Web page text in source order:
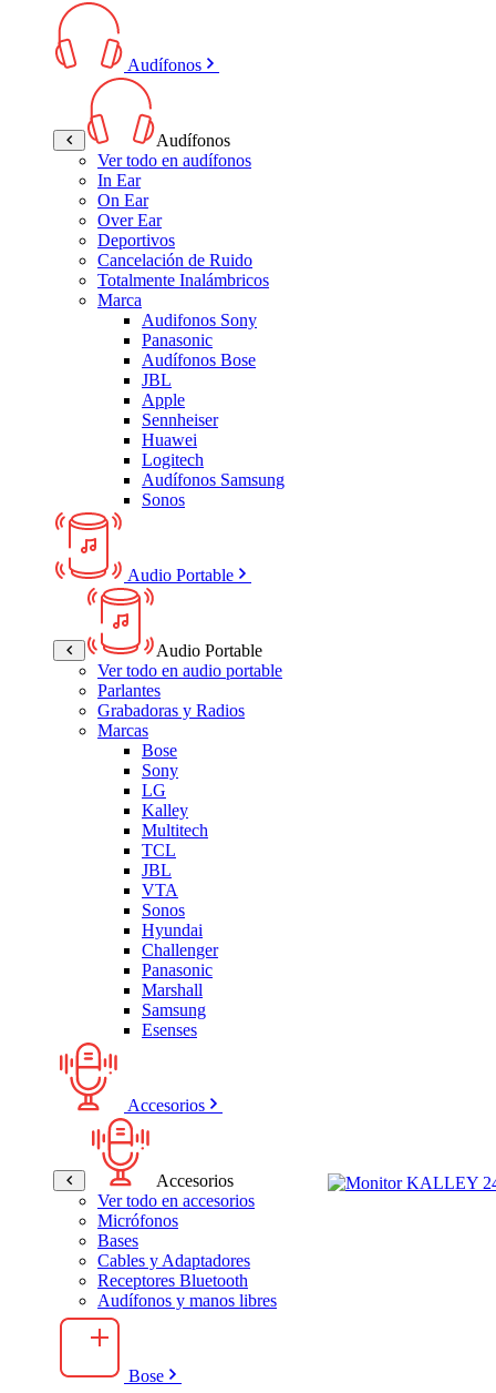
Audífonos
Audífonos
Ver todo en audífonos
In Ear
On Ear
Over Ear
Deportivos
Cancelación de Ruido
Totalmente Inalámbricos
Marca
Audifonos Sony
Panasonic
Audífonos Bose
JBL
Apple
Sennheiser
Huawei
Logitech
Audífonos Samsung
Sonos
Audio Portable
Audio Portable
Ver todo en audio portable
Parlantes
Grabadoras y Radios
Marcas
Bose
Sony
LG
Kalley
Multitech
TCL
JBL
VTA
Sonos
Hyundai
Challenger
Panasonic
Marshall
Samsung
Esenses
Accesorios
Accesorios
Ver todo en accesorios
Micrófonos
Bases
Cables y Adaptadores
Receptores Bluetooth
Audífonos y manos libres
Bose